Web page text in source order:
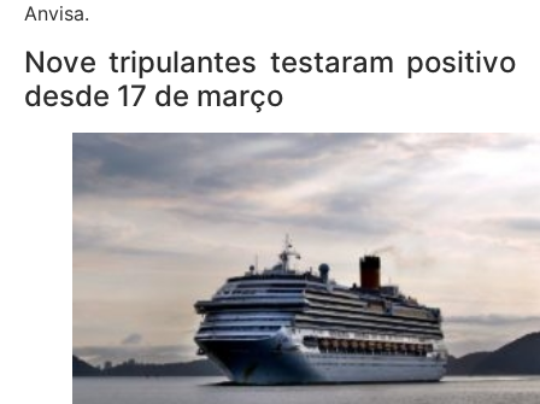
Anvisa.
Nove tripulantes testaram positivo
desde 17 de março